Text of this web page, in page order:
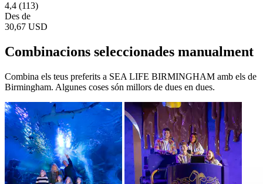
4,4 (113)
Des de
30,67 USD
Combinacions seleccionades manualment
Combina els teus preferits a SEA LIFE BIRMINGHAM amb els de
Birmingham. Algunes coses són millors de dues en dues.